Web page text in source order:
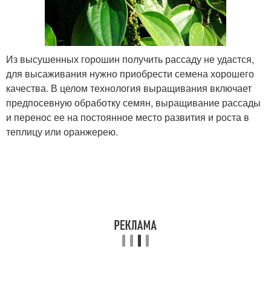
Из высушенных горошин получить рассаду не удастся,
для высаживания нужно приобрести семена хорошего
качества. В целом технология выращивания включает
предпосевную обработку семян, выращивание рассады
и перенос ее на постоянное место развития и роста в
теплицу или оранжерею.